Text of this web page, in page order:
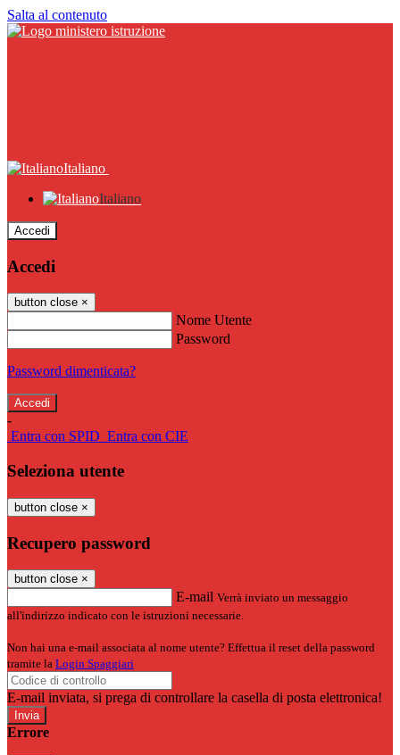
Salta al contenuto
Italiano
Italiano
Accedi
Accedi
button close ×
Nome Utente
Password
Password dimenticata?
-
Entra con SPID Entra con CIE
Seleziona utente
button close ×
Recupero password
button close ×
E-mail Verrà inviato un messaggio
all'indirizzo indicato con le istruzioni necessarie.
Non hai una e-mail associata al nome utente? Effettua il reset della password
tramite la Login Spaggiari
E-mail inviata, si prega di controllare la casella di posta elettronica!
Errore